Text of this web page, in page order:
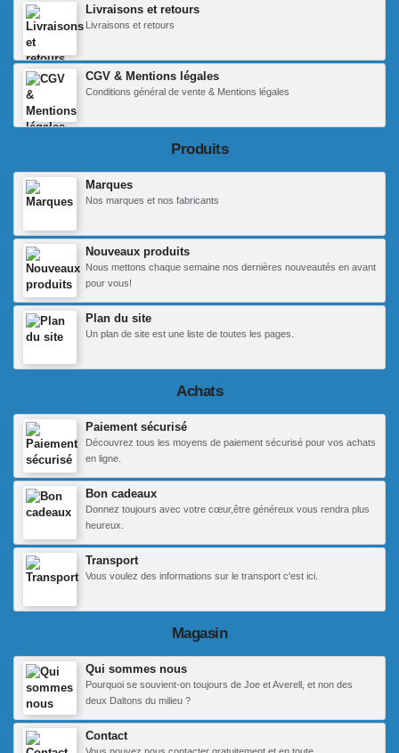
Livraisons et retours
Livraisons et retours
CGV & Mentions légales
Conditions général de vente & Mentions légales
Produits
Marques
Nos marques et nos fabricants
Nouveaux produits
Nous mettons chaque semaine nos dernières nouveautés en avant
pour vous!
Plan du site
Un plan de site est une liste de toutes les pages.
Achats
Paiement sécurisé
Découvrez tous les moyens de paiement sécurisé pour vos achats
en ligne.
Bon cadeaux
Donnez toujours avec votre cœur,être généreux vous rendra plus
heureux.
Transport
Vous voulez des informations sur le transport c'est ici.
Magasin
Qui sommes nous
Pourquoi se souvient-on toujours de Joe et Averell, et non des
deux Daltons du milieu ?
Contact